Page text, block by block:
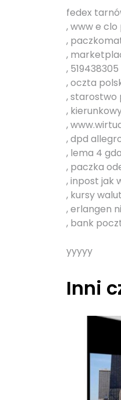
fedex
, www e clo
,
,
, 519438305
, oczta
, starostwo
,
,
, dpd
, lema 4
, paczka
, inpost jak
, kursy
, erlangen
, bank
yyyyy
Inni